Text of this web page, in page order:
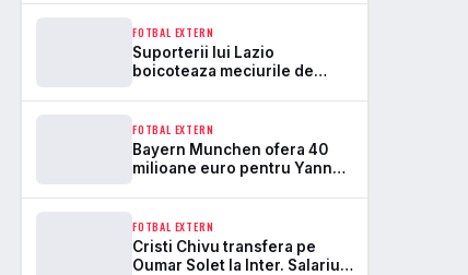
milioane de euro pe sezon
FOTBAL EXTERN
Suporterii lui Lazio
boicoteaza meciurile de
plecarea lui Lotito
FOTBAL EXTERN
Bayern Munchen ofera 40
milioane euro pentru Yann
putea pleca
FOTBAL EXTERN
Cristi Chivu transfera pe
Oumar Solet la Inter. Salariu